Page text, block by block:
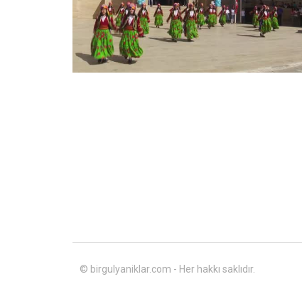
© birgulyaniklar.com - Her hakkı saklıdır.